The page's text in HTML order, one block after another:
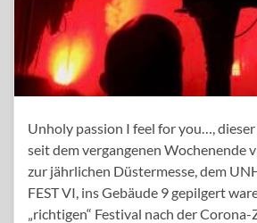
Unholy passion I feel for you…,
seit dem vergangenen Wochenende
zur jährlichen Düstermesse, dem
FEST VI, ins Gebäude 9 gepilgert
„richtigen“ Festival nach der Corona-